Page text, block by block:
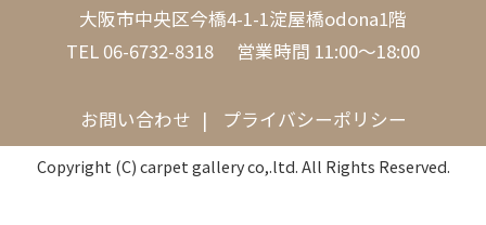
大阪市中央区今橋4-1-1淀屋橋odona1階
TEL 06-6732-8318 営業時間 11:00～18:00
お問い合わせ プライバシーポリシー
Copyright (C) carpet gallery co,.ltd. All Rights Reserved.